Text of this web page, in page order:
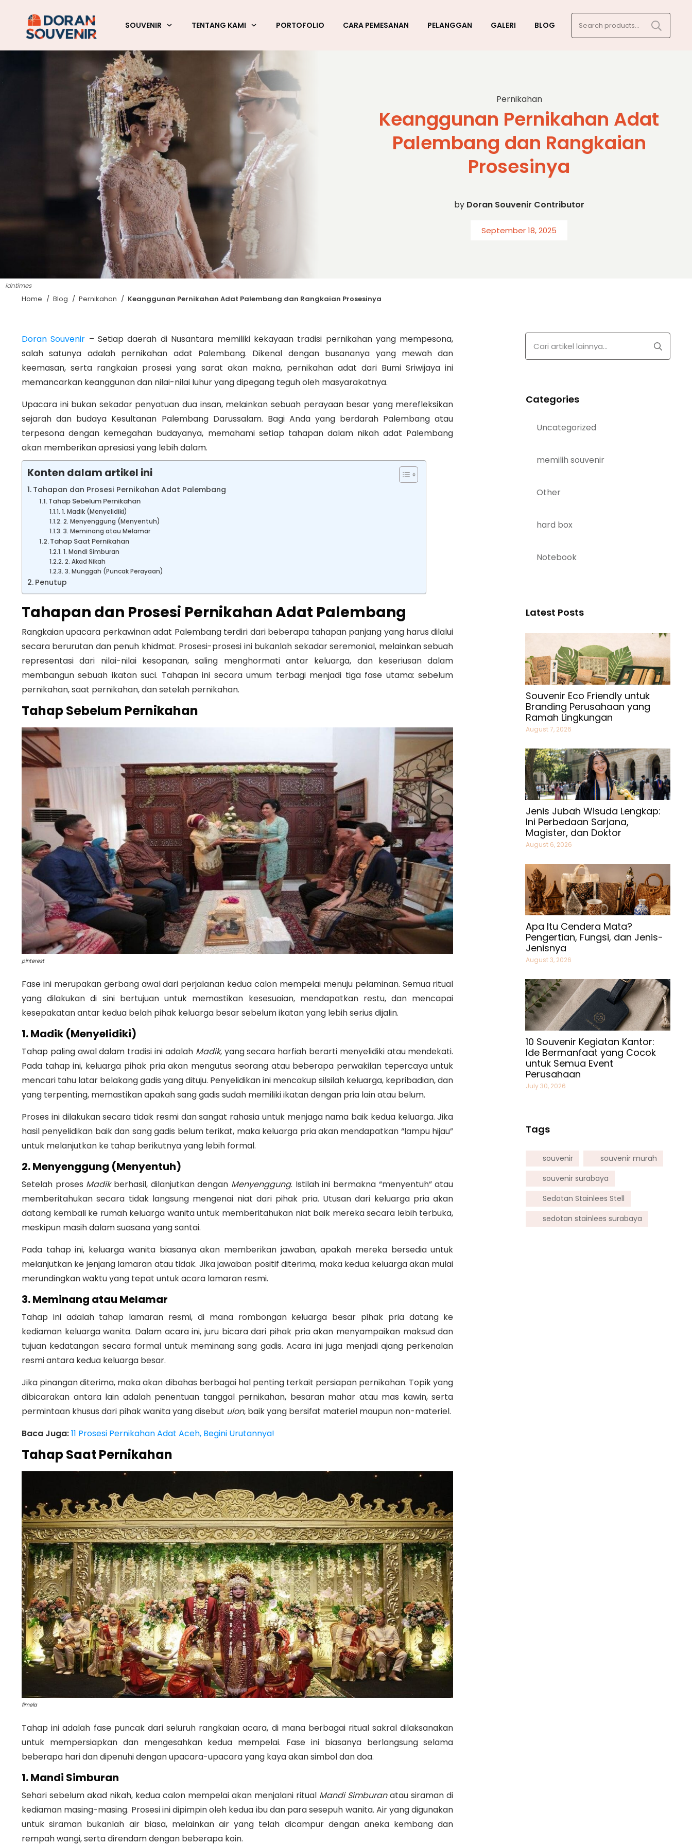
SOUVENIR TENTANG KAMI PORTOFOLIO CARA PEMESANAN PELANGGAN GALERI BLOG
for:
idntimes
Pernikahan
Keanggunan Pernikahan Adat
Palembang dan Rangkaian
Prosesinya
by Doran Souvenir Contributor
September 18, 2025
Home / Blog / Pernikahan / Keanggunan Pernikahan Adat Palembang dan Rangkaian Prosesinya
Doran Souvenir – Setiap daerah di Nusantara memiliki kekayaan tradisi pernikahan yang mempesona,
salah satunya adalah pernikahan adat Palembang. Dikenal dengan busananya yang mewah dan
keemasan, serta rangkaian prosesi yang sarat akan makna, pernikahan adat dari Bumi Sriwijaya ini
memancarkan keanggunan dan nilai-nilai luhur yang dipegang teguh oleh masyarakatnya.
Upacara ini bukan sekadar penyatuan dua insan, melainkan sebuah perayaan besar yang merefleksikan
sejarah dan budaya Kesultanan Palembang Darussalam. Bagi Anda yang berdarah Palembang atau
terpesona dengan kemegahan budayanya, memahami setiap tahapan dalam nikah adat Palembang
akan memberikan apresiasi yang lebih dalam.
Konten dalam artikel ini
Tahapan dan Prosesi Pernikahan Adat Palembang
Tahap Sebelum Pernikahan
1. Madik (Menyelidiki)
2. Menyenggung (Menyentuh)
3. Meminang atau Melamar
Tahap Saat Pernikahan
1. Mandi Simburan
2. Akad Nikah
3. Munggah (Puncak Perayaan)
Penutup
Tahapan dan Prosesi Pernikahan Adat Palembang
Rangkaian upacara perkawinan adat Palembangterdiri dari beberapa tahapan panjang yang harus dilalui
secara berurutan dan penuh khidmat. Prosesi-prosesi ini bukanlah sekadar seremonial, melainkan sebuah
representasi dari nilai-nilai kesopanan, saling menghormati antar keluarga, dan keseriusan dalam
membangun sebuah ikatan suci. Tahapan ini secara umum terbagi menjadi tiga fase utama: sebelum
pernikahan, saat pernikahan, dan setelah pernikahan.
Tahap Sebelum Pernikahan
pinterest
Fase ini merupakan gerbang awal dari perjalanan kedua calon mempelai menuju pelaminan. Semua ritual
yang dilakukan di sini bertujuan untuk memastikan kesesuaian, mendapatkan restu, dan mencapai
kesepakatan antar kedua belah pihak keluarga besar sebelum ikatan yang lebih serius dijalin.
1. Madik (Menyelidiki)
Tahap paling awal dalam tradisi ini adalah Madik, yang secara harfiah berarti menyelidiki atau mendekati.
Pada tahap ini, keluarga pihak pria akan mengutus seorang atau beberapa perwakilan tepercaya untuk
mencari tahu latar belakang gadis yang dituju. Penyelidikan ini mencakup silsilah keluarga, kepribadian, dan
yang terpenting, memastikan apakah sang gadis sudah memiliki ikatan dengan pria lain atau belum.
Proses ini dilakukan secara tidak resmi dan sangat rahasia untuk menjaga nama baik kedua keluarga. Jika
hasil penyelidikan baik dan sang gadis belum terikat, maka keluarga pria akan mendapatkan “lampu hijau”
untuk melanjutkan ke tahap berikutnya yang lebih formal.
2. Menyenggung (Menyentuh)
Setelah proses Madikberhasil, dilanjutkan dengan Menyenggung. Istilah ini bermakna “menyentuh” atau
memberitahukan secara tidak langsung mengenai niat dari pihak pria. Utusan dari keluarga pria akan
datang kembali ke rumah keluarga wanita untuk memberitahukan niat baik mereka secara lebih terbuka,
meskipun masih dalam suasana yang santai.
Pada tahap ini, keluarga wanita biasanya akan memberikan jawaban, apakah mereka bersedia untuk
melanjutkan ke jenjang lamaran atau tidak. Jika jawaban positif diterima, maka kedua keluarga akan mulai
merundingkan waktu yang tepat untuk acara lamaran resmi.
3. Meminang atau Melamar
Tahap ini adalah tahap lamaran resmi, di mana rombongan keluarga besar pihak pria datang ke
kediaman keluarga wanita. Dalam acara ini, juru bicara dari pihak pria akan menyampaikan maksud dan
tujuan kedatangan secara formal untuk meminang sang gadis. Acara ini juga menjadi ajang perkenalan
resmi antara kedua keluarga besar.
Jika pinangan diterima, maka akan dibahas berbagai hal penting terkait persiapan pernikahan. Topik yang
dibicarakan antara lain adalah penentuan tanggal pernikahan, besaran mahar atau mas kawin, serta
permintaan khusus dari pihak wanita yang disebut ulon, baik yang bersifat materiel maupun non-materiel.
Baca Juga:11 Prosesi Pernikahan Adat Aceh, Begini Urutannya!
Tahap Saat Pernikahan
fimela
Tahap ini adalah fase puncak dari seluruh rangkaian acara, di mana berbagai ritual sakral dilaksanakan
untuk mempersiapkan dan mengesahkan kedua mempelai. Fase ini biasanya berlangsung selama
beberapa hari dan dipenuhi dengan upacara-upacara yang kaya akan simbol dan doa.
1. Mandi Simburan
Sehari sebelum akad nikah, kedua calon mempelai akan menjalani ritual Mandi Simburanatau siraman di
kediaman masing-masing. Prosesi ini dipimpin oleh kedua ibu dan para sesepuh wanita. Air yang digunakan
untuk siraman bukanlah air biasa, melainkan air yang telah dicampur dengan aneka kembang dan
rempah wangi, serta direndam dengan beberapa koin.
Categories
Uncategorized
memilih souvenir
Other
hard box
Notebook
Latest Posts
Souvenir Eco Friendly untuk
Branding Perusahaan yang
Ramah Lingkungan
August 7, 2026
Jenis Jubah Wisuda Lengkap:
Ini Perbedaan Sarjana,
Magister, dan Doktor
August 6, 2026
Apa Itu Cendera Mata?
Pengertian, Fungsi, dan Jenis-
Jenisnya
August 3, 2026
10 Souvenir Kegiatan Kantor:
Ide Bermanfaat yang Cocok
untuk Semua Event
Perusahaan
July 30, 2026
Tags
souvenir
souvenir murah
souvenir surabaya
Sedotan Stainlees Stell
sedotan stainlees surabaya